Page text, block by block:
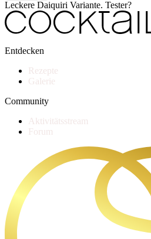
Leckere Daiquiri Variante. Tester?
Entdecken
Rezepte
Galerie
Community
Aktivitätsstream
Forum